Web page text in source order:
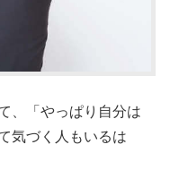
、「やっぱり自分は
気づく人もいるは